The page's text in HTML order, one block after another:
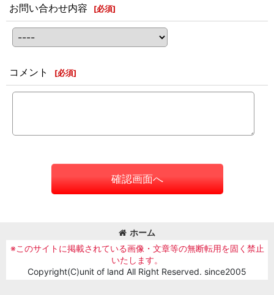
お問い合わせ内容 [必須]
コメント [必須]
確認画面へ
ホーム
※このサイトに掲載されている画像・文章等の無断転用を固く禁止
いたします。
Copyright(C)unit of land All Right Reserved. since2005